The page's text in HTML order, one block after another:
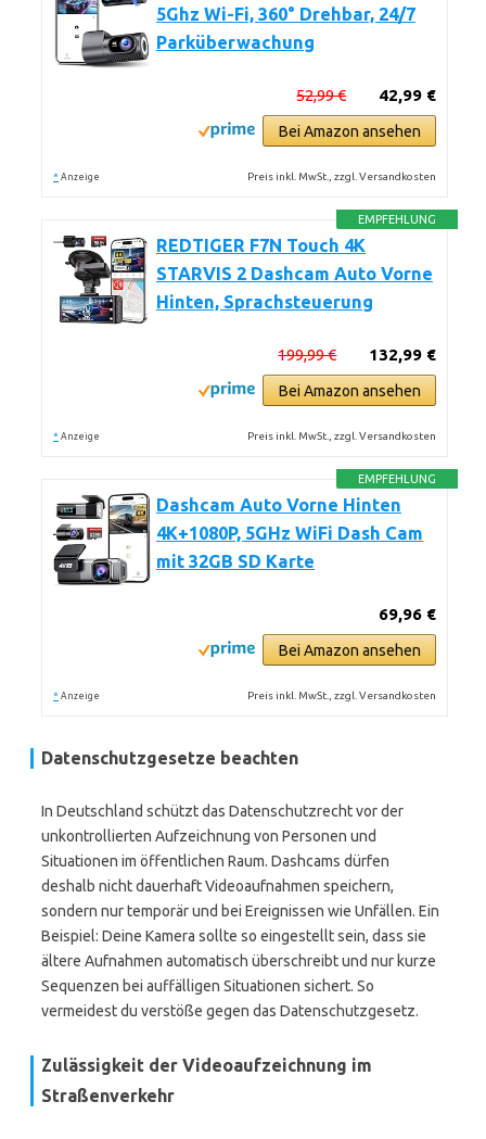
5Ghz Wi-Fi, 360° Drehbar, 24/7
Parküberwachung
42,99 €
52,99 €
Bei Amazon ansehen
* Anzeige Preis inkl. MwSt., zzgl. Versandkosten
EMPFEHLUNG
REDTIGER F7N Touch 4K
STARVIS 2 Dashcam Auto Vorne
Hinten, Sprachsteuerung
132,99 €
199,99 €
Bei Amazon ansehen
* Anzeige Preis inkl. MwSt., zzgl. Versandkosten
EMPFEHLUNG
Dashcam Auto Vorne Hinten
4K+1080P, 5GHz WiFi Dash Cam
mit 32GB SD Karte
69,96 €
Bei Amazon ansehen
* Anzeige Preis inkl. MwSt., zzgl. Versandkosten
Datenschutzgesetze beachten
In Deutschland schützt das Datenschutzrecht vor der
unkontrollierten Aufzeichnung von Personen und
Situationen im öffentlichen Raum. Dashcams dürfen
deshalb nicht dauerhaft Videoaufnahmen speichern,
sondern nur temporär und bei Ereignissen wie Unfällen. Ein
Beispiel: Deine Kamera sollte so eingestellt sein, dass sie
ältere Aufnahmen automatisch überschreibt und nur kurze
Sequenzen bei auffälligen Situationen sichert. So
vermeidest du verstöße gegen das Datenschutzgesetz.
Zulässigkeit der Videoaufzeichnung im
Straßenverkehr